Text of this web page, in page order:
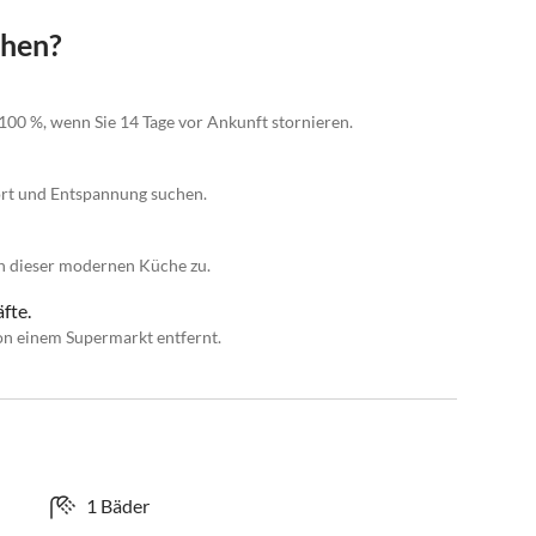
%, wenn Sie 14 Tage vor Ankunft stornieren.
und Entspannung suchen.
dieser modernen Küche zu.
einem Supermarkt entfernt.
1 Bäder